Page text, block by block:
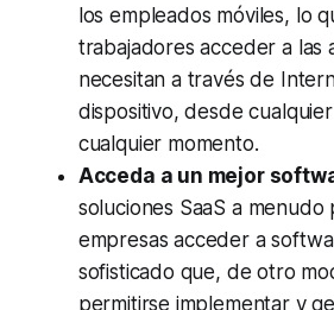
los empleados móviles, lo
trabajadores acceder a las
necesitan a través de
dispositivo, desde
cualquier momento.
Acceda a un mejor
soluciones SaaS a menudo
empresas acceder a
sofisticado que, de otro
permitirse implementar y